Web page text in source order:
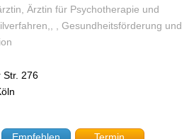
Ärztin für Psychotherapie und
, Gesundheitsförderung und
Str. 276
Empfehlen
Termin